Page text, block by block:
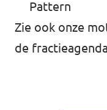
Pattern
Zie ook onze
de fractieagenda